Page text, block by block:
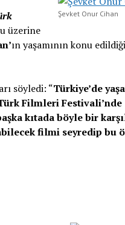
Şevket Onur Cihan
üzerine
ın yaşamının konu edildiği
söyledi: “Türkiye’de
Filmleri Festivali’nde
kıtada böyle bir
filmi seyredip bu